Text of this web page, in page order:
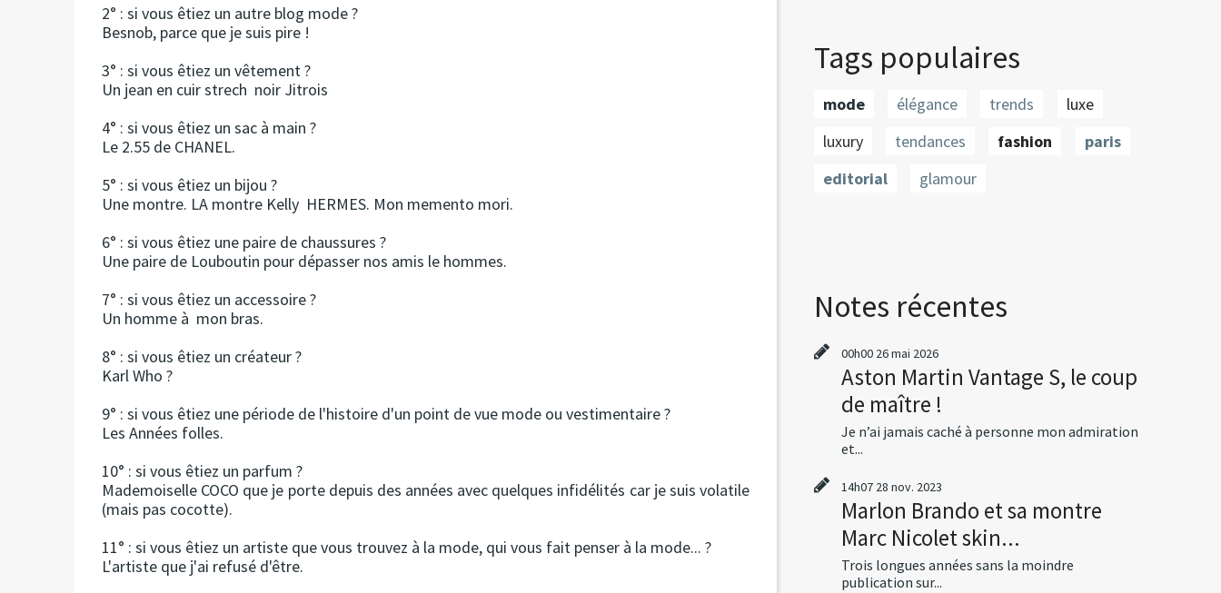
2° : si vous êtiez un autre blog mode ?
Besnob, parce que je suis pire !
3° : si vous êtiez un vêtement ?
Un jean en cuir strech noir Jitrois
4° : si vous êtiez un sac à main ?
Le 2.55 de CHANEL.
5° : si vous êtiez un bijou ?
Une montre. LA montre Kelly HERMES. Mon memento mori.
6° : si vous êtiez une paire de chaussures ?
Une paire de Louboutin pour dépasser nos amis le hommes.
7° : si vous êtiez un accessoire ?
Un homme à mon bras.
8° : si vous êtiez un créateur ?
Karl Who ?
9° : si vous êtiez une période de l'histoire d'un point de vue mode ou vestimentaire ?
Les Années folles.
10° : si vous êtiez un parfum ?
Mademoiselle COCO que je porte depuis des années avec quelques infidélités car je suis volatile
(mais pas cocotte).
11° : si vous êtiez un artiste que vous trouvez à la mode, qui vous fait penser à la mode... ?
L'artiste que j'ai refusé d'être.
Tags populaires
mode élégance trends
luxe
luxury
tendances fashion
paris
editorial
glamour
Notes récentes
00h00 26mai 2026
Aston Martin Vantage S, le coup
de maître !
Je n’ai jamais caché à personne mon admiration
et...
14h07 28 nov. 2023
Marlon Brando et sa montre
Marc Nicolet skin...
Trois longues années sans la moindre
publication sur...